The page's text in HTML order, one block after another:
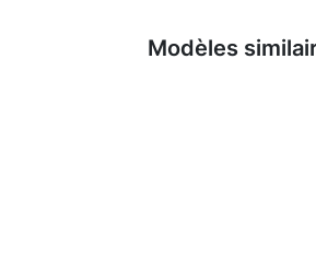
Modèles
En savoir plus